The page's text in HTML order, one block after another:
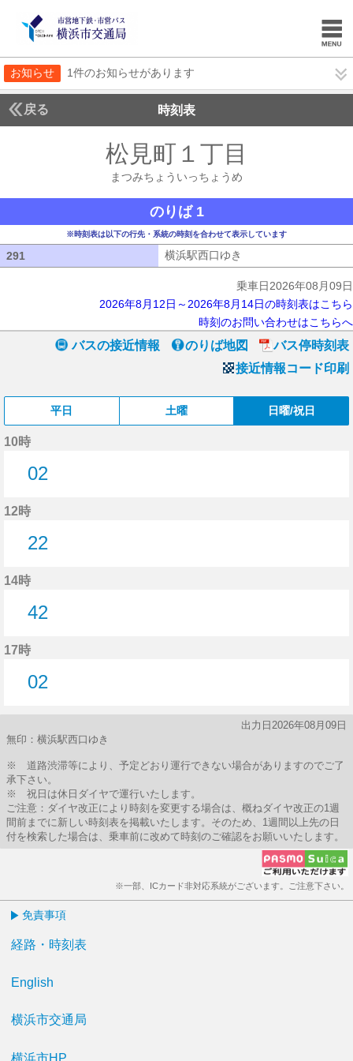
お知らせ 1件のお知らせがあります
戻る 時刻表
松見町１丁目
まつみちょういっちょうめ
のりば 1
※時刻表は以下の行先・系統の時刻を合わせて表示しています
291 横浜駅西口ゆき
乗車日2026年08月09日
2026年8月12日～2026年8月14日の時刻表はこちら
時刻のお問い合わせはこちらへ
バスの接近情報 のりば地図
バス停時刻表
接近情報コード印刷
平日 土曜 日曜/祝日
10時
02
12時
22
14時
42
17時
02
出力日2026年08月09日
無印：横浜駅西口ゆき
※ 道路渋滞等により、予定どおり運行できない場合がありますのでご了
承下さい。
※ 祝日は休日ダイヤで運行いたします。
ご注意：ダイヤ改正により時刻を変更する場合は、概ねダイヤ改正の1週
間前までに新しい時刻表を掲載いたします。そのため、1週間以上先の日
付を検索した場合は、乗車前に改めて時刻のご確認をお願いいたします。
※一部、ICカード非対応系統がございます。ご注意下さい。
免責事項
経路・時刻表
English
横浜市交通局
横浜市HP